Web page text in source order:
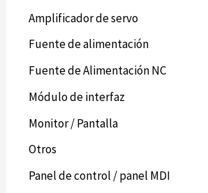
Amplificador de servo
Fuente de alimentación
Fuente de Alimentación NC
Módulo de interfaz
Monitor / Pantalla
Otros
Panel de control / panel MDI